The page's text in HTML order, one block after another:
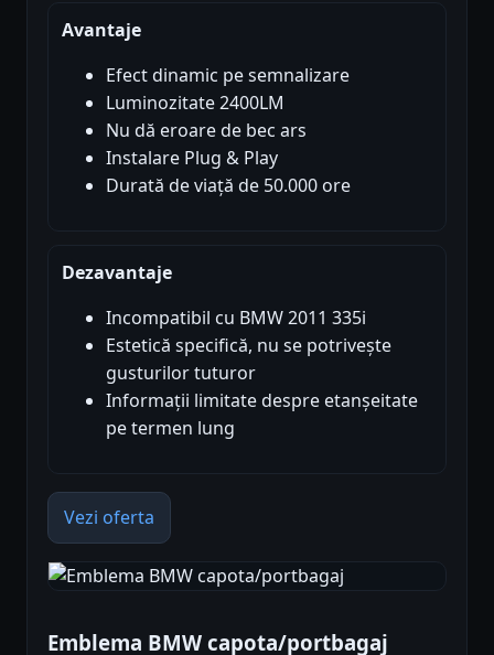
Avantaje
Efect dinamic pe semnalizare
Luminozitate 2400LM
Nu dă eroare de bec ars
Instalare Plug & Play
Durată de viață de 50.000 ore
Dezavantaje
Incompatibil cu BMW 2011 335i
Estetică specifică, nu se potrivește
gusturilor tuturor
Informații limitate despre etanșeitate
pe termen lung
Vezi oferta
Emblema BMW capota/portbagaj